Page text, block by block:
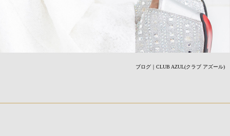
ブログ｜CLUB AZUL(クラブ アズール)